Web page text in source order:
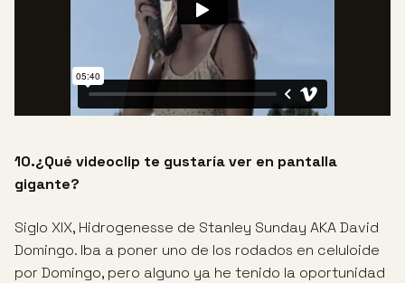
10.¿Qué videoclip te gustaría ver en pantalla
gigante?
Siglo XIX, Hidrogenesse de Stanley Sunday AKA David
Domingo. Iba a poner uno de los rodados en celuloide
por Domingo, pero alguno ya he tenido la oportunidad